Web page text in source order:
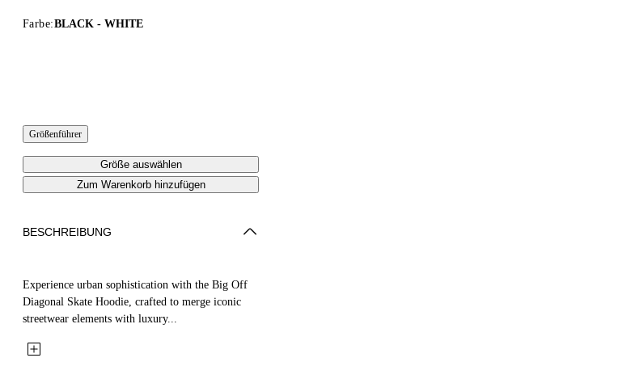
Farbe:BLACK - WHITE
Größenführer
Größe auswählen
Zum Warenkorb hinzufügen
BESCHREIBUNG
Experience urban sophistication with the Big Off
Diagonal Skate Hoodie, crafted to merge iconic
streetwear elements with luxury...